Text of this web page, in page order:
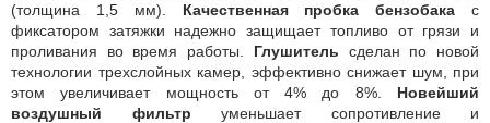
(толщина 1,5 мм). Качественная пробка бензобака с
фиксатором затяжки надежно защищает топливо от грязи и
проливания во время работы. Глушитель сделан по новой
технологии трехслойных камер, эффективно снижает шум, при
этом увеличивает мощность от 4% до 8%. Новейший
воздушный фильтр уменьшает сопротивление и